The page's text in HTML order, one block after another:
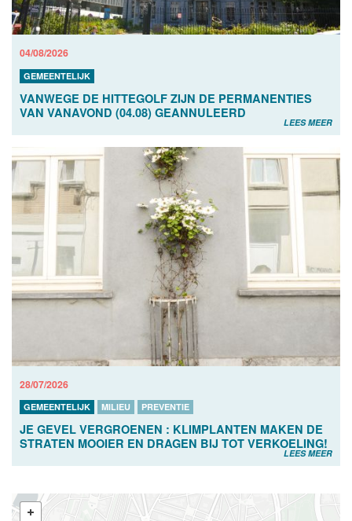
04/08/2026
GEMEENTELIJK
VANWEGE DE HITTEGOLF ZIJN DE PERMANENTIES
VAN VANAVOND (04.08) GEANNULEERD
LEES MEER
28/07/2026
GEMEENTELIJK MILIEU PREVENTIE
JE GEVEL VERGROENEN : KLIMPLANTEN MAKEN DE
STRATEN MOOIER EN DRAGEN BIJ TOT VERKOELING!
LEES MEER